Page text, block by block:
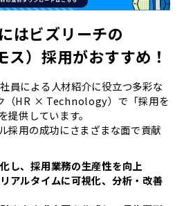
はビズリーチの
ス）採用がおすすめ！
員による⼈材紹介に役⽴つ多彩な
（HR × Technology）で「採⽤を
供しています。
採⽤の成功にさまざまな⾯で貢献
し、採用業務の生産性を向上
アルタイムに可視化、分析・改善